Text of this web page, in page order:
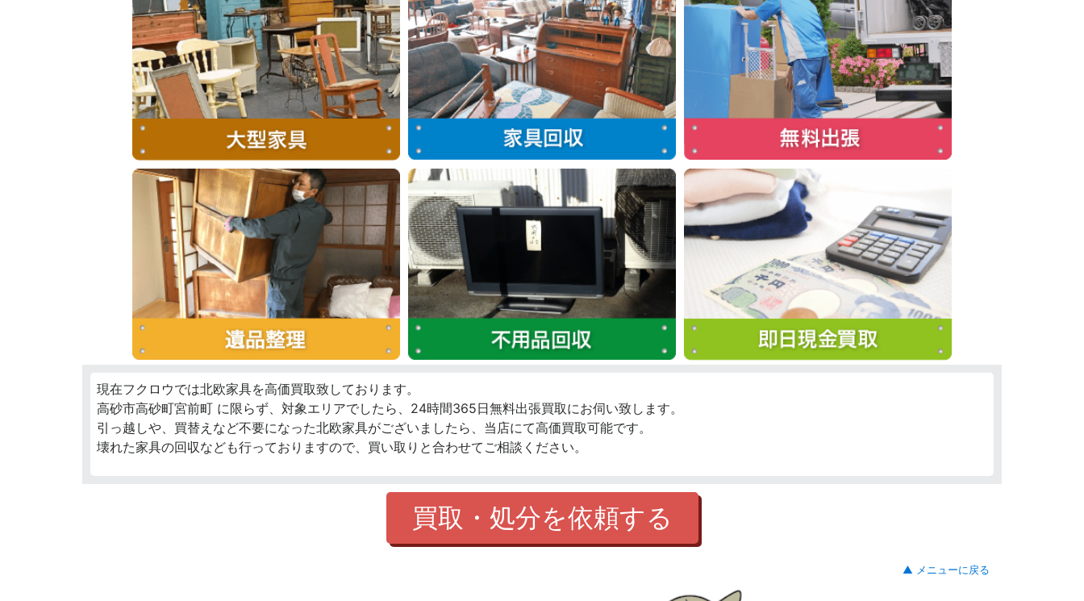
現在フクロウでは北欧家具を高価買取致しております。
高砂市高砂町宮前町 に限らず、対象エリアでしたら、24時間365日無料出張買取にお伺い致します。
引っ越しや、買替えなど不要になった北欧家具がございましたら、当店にて高価買取可能です。
壊れた家具の回収なども行っておりますので、買い取りと合わせてご相談ください。
買取・処分を依頼する
▲ メニューに戻る